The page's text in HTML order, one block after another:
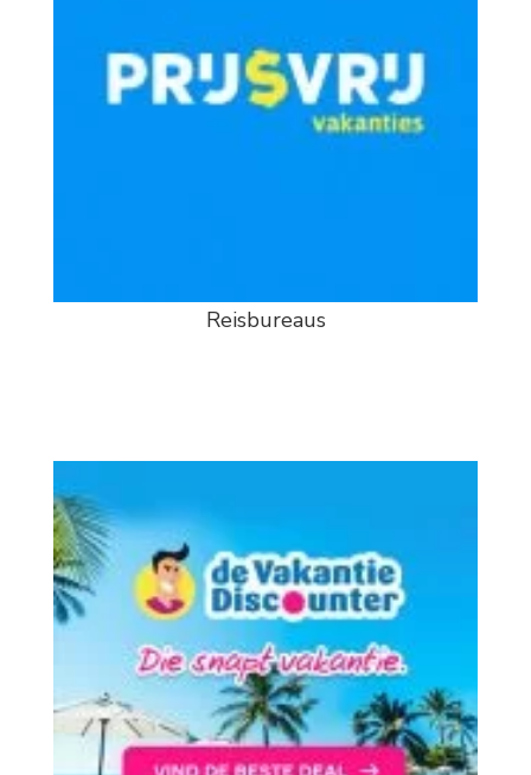
Reisbureaus